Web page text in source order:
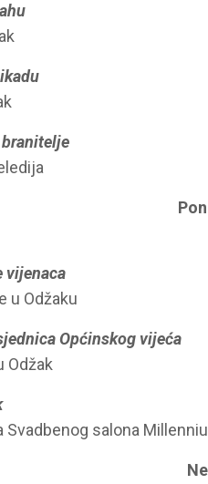
vijenaca
u Odžaku
Općinskog vijeća
Odžak
Svadbenog salona